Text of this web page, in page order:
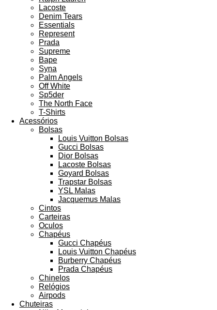
Lacoste
Denim Tears
Essentials
Represent
Prada
Supreme
Bape
Syna
Palm Angels
Off White
Sp5der
The North Face
T-Shirts
Acessórios
Bolsas
Louis Vuitton Bolsas
Gucci Bolsas
Dior Bolsas
Lacoste Bolsas
Goyard Bolsas
Trapstar Bolsas
YSL Malas
Jacquemus Malas
Cintos
Carteiras
Oculos
Chapéus
Gucci Chapéus
Louis Vuitton Chapéus
Burberry Chapéus
Prada Chapéus
Chinelos
Relógios
Airpods
Chuteiras